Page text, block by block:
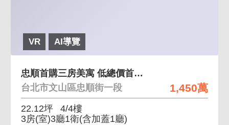
VR AI導覽
1,450萬
忠順首購三房美寓 低總價首購、房間方正無走道
台北市文山區忠順街一段
22.12坪
4/4樓
3房(室)3廳1衛(含加蓋1廳)